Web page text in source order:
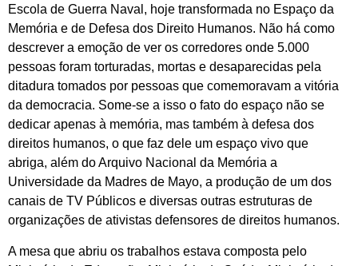
Escola de Guerra Naval, hoje transformada no Espaço da
Memória e de Defesa dos Direito Humanos. Não há como
descrever a emoção de ver os corredores onde 5.000
pessoas foram torturadas, mortas e desaparecidas pela
ditadura tomados por pessoas que comemoravam a vitória
da democracia. Some-se a isso o fato do espaço não se
dedicar apenas à memória, mas também à defesa dos
direitos humanos, o que faz dele um espaço vivo que
abriga, além do Arquivo Nacional da Memória a
Universidade da Madres de Mayo, a produção de um dos
canais de TV Públicos e diversas outras estruturas de
organizações de ativistas defensores de direitos humanos.
A mesa que abriu os trabalhos estava composta pelo